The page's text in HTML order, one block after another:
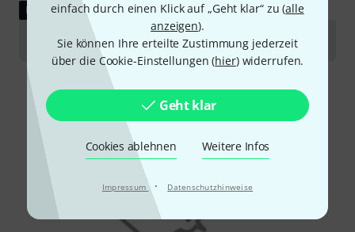
einfach durch einen Klick auf „Geht klar“ zu (alle
anzeigen).
Sie können Ihre erteilte Zustimmung jederzeit
über die Cookie-Einstellungen (hier) widerrufen.
Geht klar
Cookies ablehnen Weitere Infos
Impressum · Datenschutzhinweise
DOWNLOAD
Bedienungsanleitung